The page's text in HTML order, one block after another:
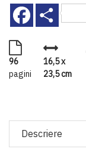
Facebook
96
pagini
16,5 x
23,5 cm
Descriere